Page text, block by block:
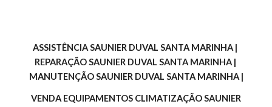
ASSISTÊNCIA SAUNIER DUVAL SANTA MARINHA |
REPARAÇÃO SAUNIER DUVAL SANTA MARINHA |
MANUTENÇÃO SAUNIER DUVAL SANTA MARINHA |